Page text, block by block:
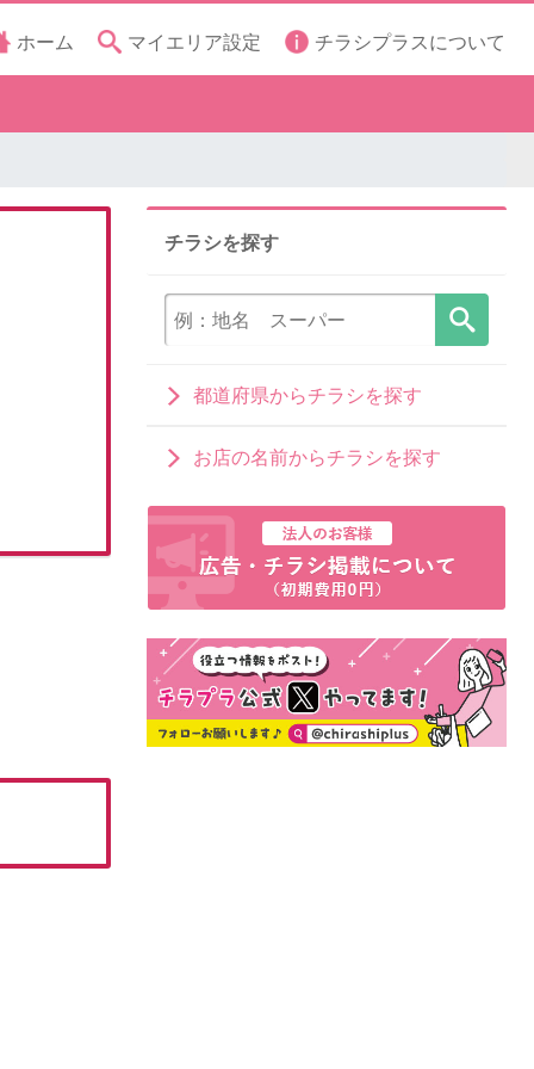
ホーム マイエリア設定 チラシプラスについて
チラシを探す
都道府県からチラシを探す
お店の名前からチラシを探す